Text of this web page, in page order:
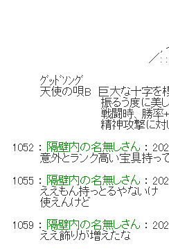
乂メilililili∨
}: :乂ililiｌｉ《
/: : :i｀¨≧ゞ
/: : : :|-ｭ」
, イ: : ,rf《,r从ﾙ
／: : :／///{i /r７
ｸﾞｯﾄﾞｿﾝｸﾞ
天使の唄B 巨大な十字を
振るう度に美しい
戦闘時、勝率+
精神攻撃に対して、
1052 ： 隔壁内の名無しさん ：
意外とランク高い宝具持っ
1055 ： 隔壁内の名無しさん ：
ええもん持っとるやないけ
使えんけど
1059 ： 隔壁内の名無しさん ：
ええ飾りが増えたな